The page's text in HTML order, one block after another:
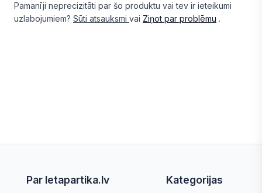
Pamanīji neprecizitāti par šo produktu vai tev ir ieteikumi
uzlabojumiem? Sūti atsauksmi vai Ziņot par problēmu .
Par letapartika.lv Kategorijas